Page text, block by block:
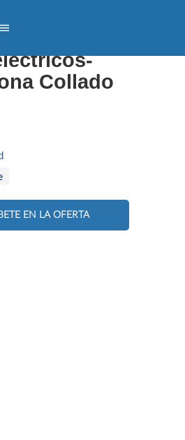
a comercial de
Collado
EN LA OFERTA